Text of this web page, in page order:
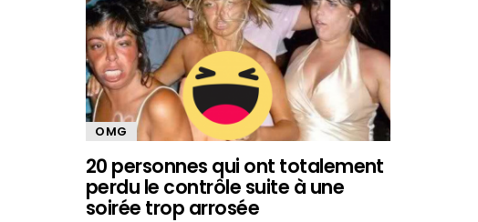
OMG
20 personnes qui ont totalement
perdu le contrôle suite à une
soirée trop arrosée